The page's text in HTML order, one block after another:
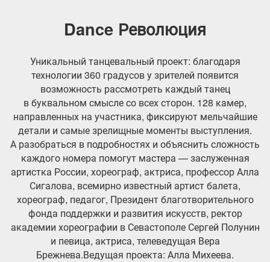
Dance Революция
Уникальный танцевальный проект: благодаря
технологии 360 градусов у зрителей появится
возможность рассмотреть каждый танец
в буквальном смысле со всех сторон. 128 камер,
направленных на участника, фиксируют мельчайшие
детали и самые зрелищные моменты выступления.
А разобраться в подробностях и объяснить сложность
каждого номера помогут мастера — заслуженная
артистка России, хореограф, актриса, профессор Алла
Сигалова, всемирно известный артист балета,
хореограф, педагог, Президент благотворительного
фонда поддержки и развития искусств, ректор
академии хореографии в Севастополе Сергей Полунин
и певица, актриса, телеведущая Вера
Брежнева.Ведущая проекта: Алла Михеева.